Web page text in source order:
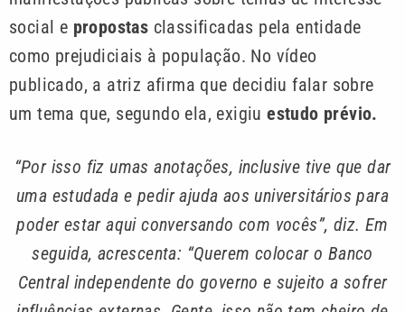
social e propostas classificadas pela entidade
como prejudiciais à população. No vídeo
publicado, a atriz afirma que decidiu falar sobre
um tema que, segundo ela, exigiu estudo prévio.
“Por isso fiz umas anotações, inclusive tive que dar
uma estudada e pedir ajuda aos universitários para
poder estar aqui conversando com vocês”, diz. Em
seguida, acrescenta: “Querem colocar o Banco
Central independente do governo e sujeito a sofrer